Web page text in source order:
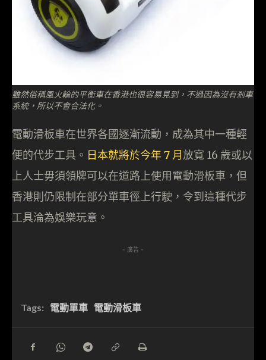
雖然俗稱風火輪的平衡車在香港也很容易見到，不過因為沒有剎車
系統，所以不會合法化。
電動滑板車在世界各國逐漸流動，成為其中一種輕
便的代步工具。 日本就將於今年 7 月放寬 16 歲或以
上人士毋須領牌可以在道路上使用電動滑板車，但
香港則仍限制在部分單車徑上行駛，令到這種代步
工具淪為娛樂玩意。
- 廣告 -
Tags: 電動單車 電動滑板車